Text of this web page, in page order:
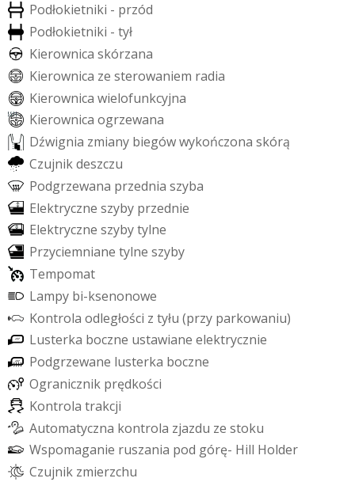
Podłokietniki - przód
Podłokietniki - tył
Kierownica skórzana
Kierownica ze sterowaniem radia
Kierownica wielofunkcyjna
Kierownica ogrzewana
Dźwignia zmiany biegówwykończona skórą
Czujnikdeszczu
Podgrzewana przednia szyba
Elektryczne szyby przednie
Elektryczne szybytylne
Przyciemniane tylne szyby
Tempomat
Lampy bi-ksenonowe
Kontrola odległości z tyłu (przy parkowaniu)
Lusterka boczne ustawiane elektrycznie
Podgrzewane lusterka boczne
Ogranicznik prędkości
Kontrola trakcji
Automatyczna kontrola zjazdu ze stoku
Wspomaganie ruszania pod górę- Hill Holder
Czujnik zmierzchu